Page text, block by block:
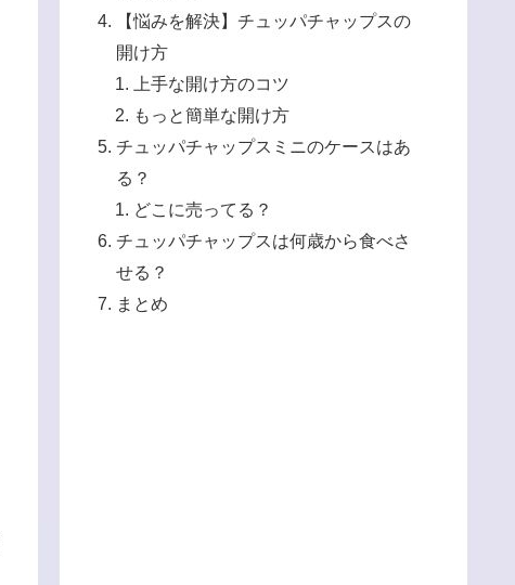
【悩みを解決】チュッパチャップスの
開け方
上手な開け方のコツ
もっと簡単な開け方
チュッパチャップスミニのケースはあ
る？
どこに売ってる？
チュッパチャップスは何歳から食べさ
せる？
まとめ